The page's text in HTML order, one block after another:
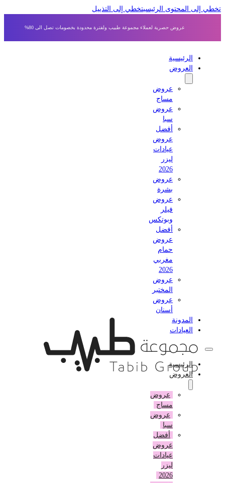
إلى المحتوى الرئيسي تخطي إلى التذييل
عروض حصرية لعملاء مجموعة طبيب ولفترة محدودة بخصومات تصل الى 80%
الرئيسية
العروض
عروض
مساج
عروض
أفضل
عروض
عيادات
عروض
بشرة
عروض
وبوتكس
أفضل
عروض
حمام
مغربي
عروض
المختبر
عروض
أسنان
المدونة
العيادات
الرئيسية
العروض
عروض
مساج
عروض
أفضل
عروض
عيادات